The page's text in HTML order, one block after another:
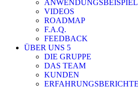
VIDEOS
ROADMAP
F.A.Q.
FEEDBACK
ÜBER UNS
DIE GRUPPE
DAS TEAM
KUNDEN
ERFAHRUNGSBERICHTE